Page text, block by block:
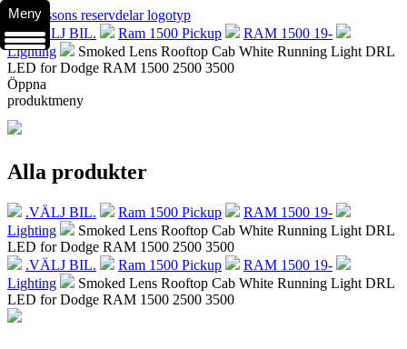
.VÄLJ BIL. Ram 1500 Pickup
RAM 1500 19-
Lighting
Smoked Lens Rooftop Cab White Running Light DRL
LED for Dodge RAM 1500 2500 3500
Öppna
produktmeny
Alla produkter
.VÄLJ BIL. Ram 1500 Pickup
RAM 1500 19-
Lighting
Smoked Lens Rooftop Cab White Running Light DRL
LED for Dodge RAM 1500 2500 3500
.VÄLJ BIL.
Ram 1500 Pickup
RAM 1500 19-
Lighting
Smoked Lens Rooftop Cab White Running Light DRL
LED for Dodge RAM 1500 2500 3500
Meny